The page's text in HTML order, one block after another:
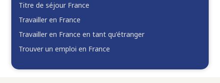
Titre de séjour France
Travailler en France
Travailler en France en tant qu'étranger
Trouver un emploi en France